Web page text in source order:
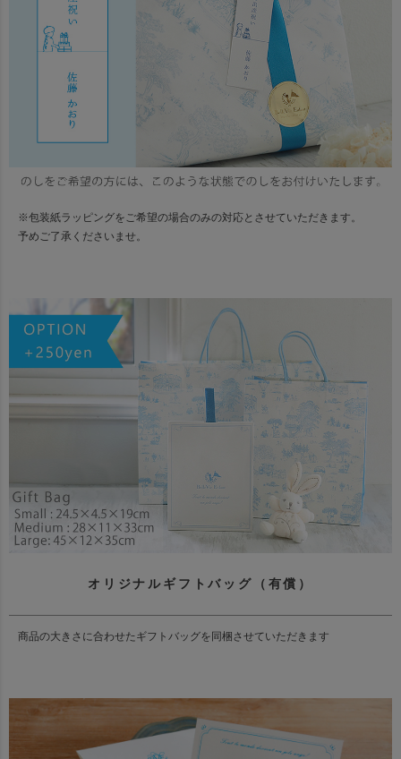
※包装紙ラッピングをご希望の場合のみの対応とさせていただきます。
予めご了承くださいませ。
オリジナルギフトバッグ（有償）
商品の大きさに合わせたギフトバッグを同梱させていただきます